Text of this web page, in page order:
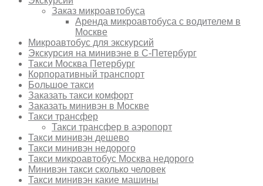
Заказ микроавтобуса
Аренда микроавтобуса с водителем в
Москве
Микроавтобус для экскурсий
Экскурсия на минивэне в С-Петербург
Такси Москва Петербург
Корпоративный транспорт
Большое такси
Заказать такси комфорт
Заказать минивэн в Москве
Такси трансфер
Такси трансфер в аэропорт
Такси минивэн дешево
Такси минивэн недорого
Такси микроавтобус Москва недорого
Минивэн такси сколько человек
Такси минивэн какие машины